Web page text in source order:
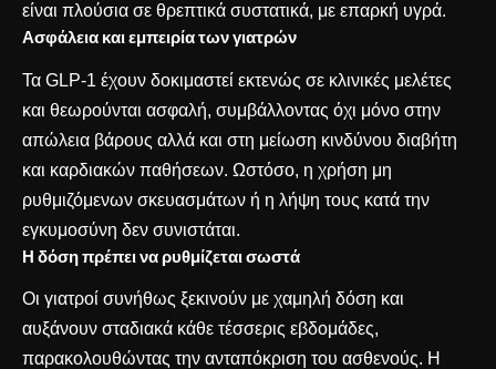
είναι πλούσια σε θρεπτικά συστατικά, με επαρκή υγρά.
Ασφάλεια και εμπειρία των γιατρών
Τα GLP-1 έχουν δοκιμαστεί εκτενώς σε κλινικές μελέτες
και θεωρούνται ασφαλή, συμβάλλοντας όχι μόνο στην
απώλεια βάρους αλλά και στη μείωση κινδύνου διαβήτη
και καρδιακών παθήσεων. Ωστόσο, η χρήση μη
ρυθμιζόμενων σκευασμάτων ή η λήψη τους κατά την
εγκυμοσύνη δεν συνιστάται.
Η δόση πρέπει να ρυθμίζεται σωστά
Οι γιατροί συνήθως ξεκινούν με χαμηλή δόση και
αυξάνουν σταδιακά κάθε τέσσερις εβδομάδες,
παρακολουθώντας την ανταπόκριση του ασθενούς. Η